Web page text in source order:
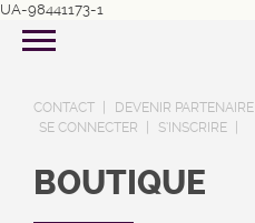
UA-98441173-1
CONTACT DEVENIR PARTENAIRE
SE CONNECTER
S’INSCRIRE
BOUTIQUE